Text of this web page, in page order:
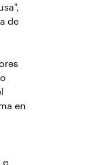
de
en
e